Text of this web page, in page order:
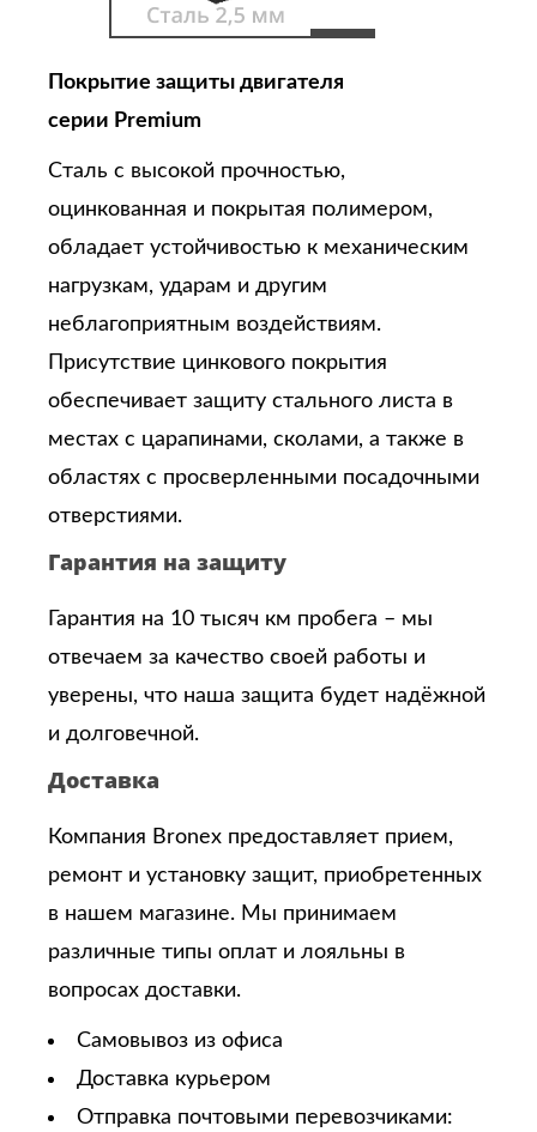
Покрытие защиты двигателя
серии Premium
Сталь с высокой прочностью,
оцинкованная и покрытая полимером,
обладает устойчивостью к механическим
нагрузкам, ударам и другим
неблагоприятным воздействиям.
Присутствие цинкового покрытия
обеспечивает защиту стального листа в
местах с царапинами, сколами, а также в
областях с просверленными посадочными
отверстиями.
Гарантия на защиту
Гарантия на 10 тысяч км пробега – мы
отвечаем за качество своей работы и
уверены, что наша защита будет надёжной
и долговечной.
Доставка
Компания Bronex предоставляет прием,
ремонт и установку защит, приобретенных
в нашем магазине. Мы принимаем
различные типы оплат и лояльны в
вопросах доставки.
Самовывоз из офиса
Доставка курьером
Отправка почтовыми перевозчиками: